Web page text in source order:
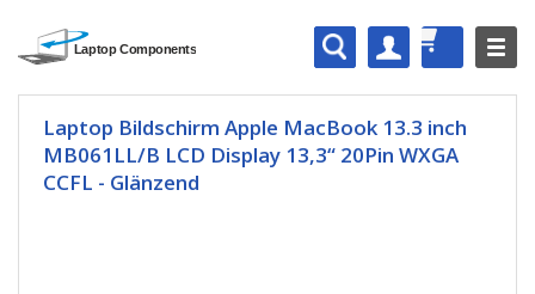
Laptop Bildschirm Apple MacBook 13.3 inch
MB061LL/B LCD Display 13,3“ 20Pin WXGA
CCFL - Glänzend